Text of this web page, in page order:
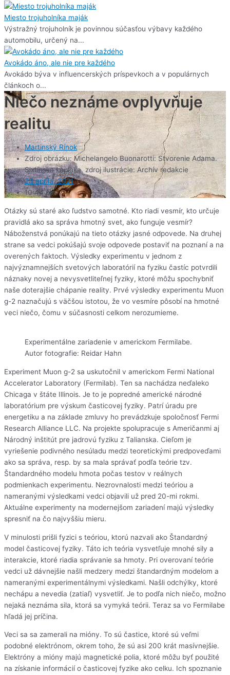
Miesto trojuholníka maják
Výstražný trojuholník je povinnou súčasťou výbavy každého
automobilu, určený na...
Avokádo áno, ale nie pre každého
Avokádo býva v influencerských príspevkoch a v populárnych
článkoch o...
Niečo neznáme ovplyvňuje
realitu
Martinský Rínok
Zdroj obrázku: Michelangelo Buonarotti: Stvorenie Adama.
Sixtínska kaplnka, zdroj ilustrácie: Archív redakcie
23 apríla, 2021
10:44 pm
Otázky sú staré ako ľudstvo samotné. Kto riadi vesmír, kto určuje
pravidlá ako sa správa hmotný svet, ako funguje vesmír?
Náboženstvá ponúkajú na tieto otázky jasné odpovede. Na druhej
strane sa vedci pokúšajú svoje odpovede postaviť na poznaní a na
overených faktoch. Výsledky experimentu v jednom z
najvýznamnejších svetových laboratórií na fyziku častíc potvrdili
náznaky novej a nevysvetliteľnej fyziky, ktoré môžu spochybniť
naše doterajšie chápanie reality. Prvé výsledky experimentu Muon
g-2 naznačujú s väčšou istotou, že vo vesmíre pôsobí na hmotné
veci niečo, čomu v súčasnosti celkom nerozumieme.
Experimentálne zariadenie v americkom Fermilabe.
Autor fotografie: Reidar Hahn
Experiment Muon g-2 sa uskutočnil v americkom Fermi National
Accelerator Laboratory (Fermilab). Ten sa nachádza neďaleko
Chicaga v štáte Illinois. Je to je popredné americké národné
laboratórium pre výskum časticovej fyziky. Patrí úradu pre
energetiku a na základe zmluvy ho prevádzkuje spoločnosť Fermi
Research Alliance LLC. Na projekte spolupracuje s Američanmi aj
Národný inštitút pre jadrovú fyziku z Talianska. Cieľom je
vyriešenie podivného nesúladu medzi teoretickými predpoveďami
ako sa správa, resp. by sa mala správať podľa teórie tzv.
Štandardného modelu hmota počas testov v reálnych
podmienkach experimentu. Nezrovnalosti medzi teóriou a
nameranými výsledkami vedci objavili už pred 20-mi rokmi.
Aktuálne experimenty na modernejšom zariadení majú výsledky
spresniť na čo najvyššiu mieru.
V minulosti prišli fyzici s teóriou, ktorú nazvali ako Štandardný
model časticovej fyziky. Táto ich teória vysvetľuje mnohé sily a
interakcie, ktoré riadia správanie sa hmoty. Pri overovaní teórie
vedci už dávnejšie našli medzery medzi štandardným modelom a
nameranými experimentálnymi výsledkami. Našli odchýlky, ktoré
nechápu a nevedia (zatiaľ) vysvetliť. Je to podľa nich niečo, možno
nejaká neznáma sila, ktorá sa vymyká teórii. Teraz sa vo Fermilabe
hľadá jej príčina.
Veci sa sa zamerali na mióny. To sú častice, ktoré sú veľmi
podobné elektrónom, okrem toho, že sú asi 200 krát masívnejšie.
Elektróny a mióny majú magnetické polia, ktoré môžu byť použité
na získanie informácií o časticovej fyzike ako celku. Ich spoznanie